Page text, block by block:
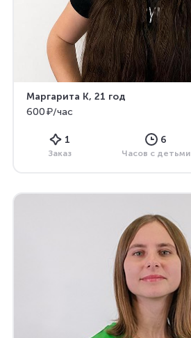
Маргарита К, 21 год
600 ₽/час
1
Заказ
6
Часов с детьми